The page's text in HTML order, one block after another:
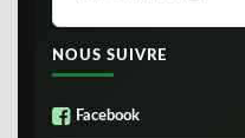
NOUS SUIVRE
Facebook